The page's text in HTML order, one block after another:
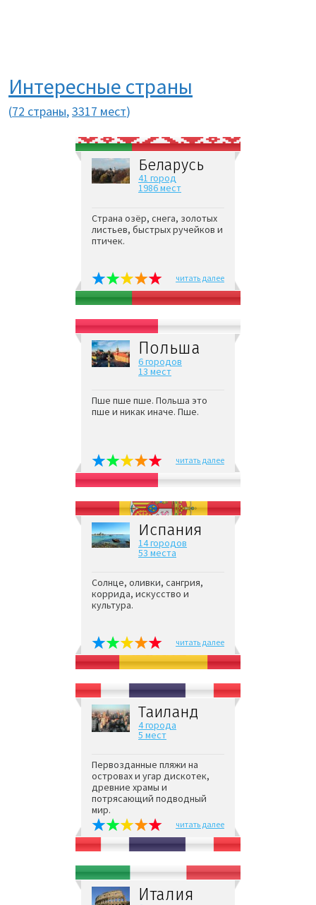
Интересные страны
(72 страны,3317 мест)
Беларусь
41 город
1986 мест
Страна озёр, снега, золотых
листьев, быстрых ручейков и
птичек.
читать далее
Польша
6 городов
13 мест
Пше пше пше. Польша это
пше и никак иначе. Пше.
читать далее
Испания
14 городов
53 места
Солнце, оливки, сангрия,
коррида, искусство и
культура.
читать далее
Таиланд
4 города
5 мест
Первозданные пляжи на
островах и угар дискотек,
древние храмы и
потрясающий подводный
мир.
читать далее
Италия